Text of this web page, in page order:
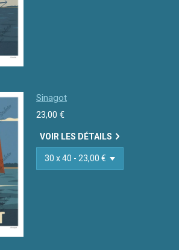
Sinagot
23,00 €
VOIR LES DÉTAILS